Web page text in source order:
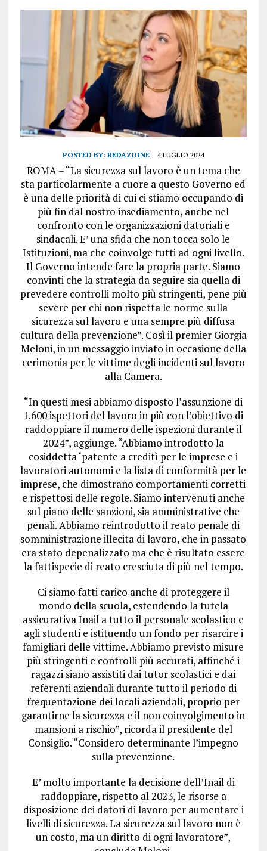
POSTED BY: REDAZIONE 4 LUGLIO 2024
ROMA – “La sicurezza sul lavoro è un tema che
sta particolarmente a cuore a questo Governo ed
è una delle priorità di cui ci stiamo occupando di
più fin dal nostro insediamento, anche nel
confronto con le organizzazioni datoriali e
sindacali. E’ una sfida che non tocca solo le
Istituzioni, ma che coinvolge tutti ad ogni livello.
Il Governo intende fare la propria parte. Siamo
convinti che la strategia da seguire sia quella di
prevedere controlli molto più stringenti, pene più
severe per chi non rispetta le norme sulla
sicurezza sul lavoro e una sempre più diffusa
cultura della prevenzione”. Così il premier Giorgia
Meloni, in un messaggio inviato in occasione della
cerimonia per le vittime degli incidenti sul lavoro
alla Camera.
“In questi mesi abbiamo disposto l’assunzione di
1.600 ispettori del lavoro in più con l’obiettivo di
raddoppiare il numero delle ispezioni durante il
2024”, aggiunge. “Abbiamo introdotto la
cosiddetta ‘patente a creditì per le imprese e i
lavoratori autonomi e la lista di conformità per le
imprese, che dimostrano comportamenti corretti
e rispettosi delle regole. Siamo intervenuti anche
sul piano delle sanzioni, sia amministrative che
penali. Abbiamo reintrodotto il reato penale di
somministrazione illecita di lavoro, che in passato
era stato depenalizzato ma che è risultato essere
la fattispecie di reato cresciuta di più nel tempo.
Ci siamo fatti carico anche di proteggere il
mondo della scuola, estendendo la tutela
assicurativa Inail a tutto il personale scolastico e
agli studenti e istituendo un fondo per risarcire i
famigliari delle vittime. Abbiamo previsto misure
più stringenti e controlli più accurati, affinché i
ragazzi siano assistiti dai tutor scolastici e dai
referenti aziendali durante tutto il periodo di
frequentazione dei locali aziendali, proprio per
garantirne la sicurezza e il non coinvolgimento in
mansioni a rischio”, ricorda il presidente del
Consiglio. “Considero determinante l’impegno
sulla prevenzione.
E’ molto importante la decisione dell’Inail di
raddoppiare, rispetto al 2023, le risorse a
disposizione dei datori di lavoro per aumentare i
livelli di sicurezza. La sicurezza sul lavoro non è
un costo, ma un diritto di ogni lavoratore”,